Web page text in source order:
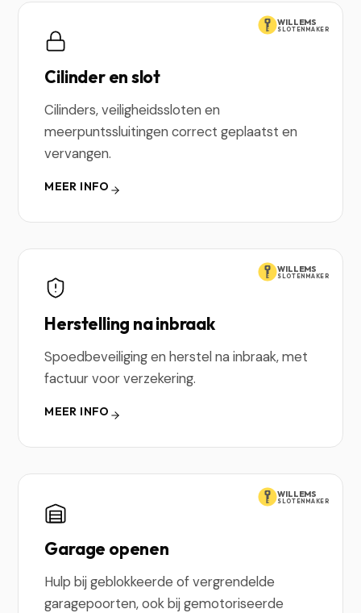
WILLEMS
SLOTENMAKER
Cilinder en slot
Cilinders, veiligheidssloten en
meerpuntssluitingen correct geplaatst en
vervangen.
MEER INFO
WILLEMS
SLOTENMAKER
Herstelling na inbraak
Spoedbeveiliging en herstel na inbraak, met
factuur voor verzekering.
MEER INFO
WILLEMS
SLOTENMAKER
Garage openen
Hulp bij geblokkeerde of vergrendelde
garagepoorten, ook bij gemotoriseerde